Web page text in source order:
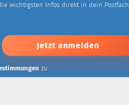
wichtigsten Infos direkt in dein Postfach.
zu